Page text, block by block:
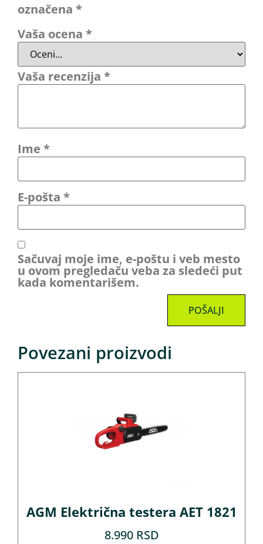
označena *
Vaša ocena *
Vaša recenzija *
Ime *
E-pošta *
Sačuvaj moje ime, e-poštu i veb mesto
u ovom pregledaču veba za sledeći put
kada komentarišem.
Povezani proizvodi
AGM Električna testera AET 1821
8.990 RSD